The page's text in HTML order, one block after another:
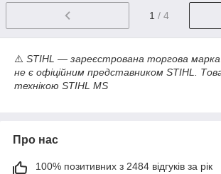
1 / 4
⚠️ STIHL — зареєстрована торгова марка
не є офіційним представником STIHL.
технікою STIHL MS
Про нас
100% позитивних з 2484 відгуків за рік